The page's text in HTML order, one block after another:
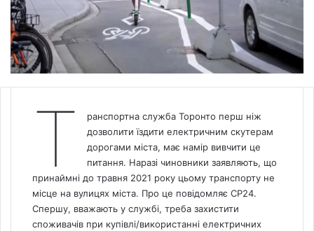
Т
ранспортна служба Торонто перш ніж
дозволити їздити електричним скутерам
дорогами міста, має намір вивчити це
питання. Наразі чиновники заявляють, що
принаймні до травня 2021 року цьому транспорту не
місце на вулицях міста. Про це повідомляє СP24.
Спершу, вважають у службі, треба захистити
споживачів при купівлі/використанні електричних